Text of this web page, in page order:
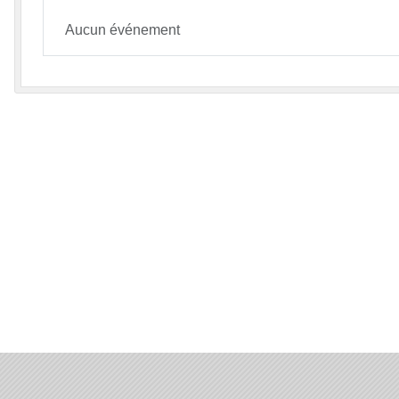
Aucun événement